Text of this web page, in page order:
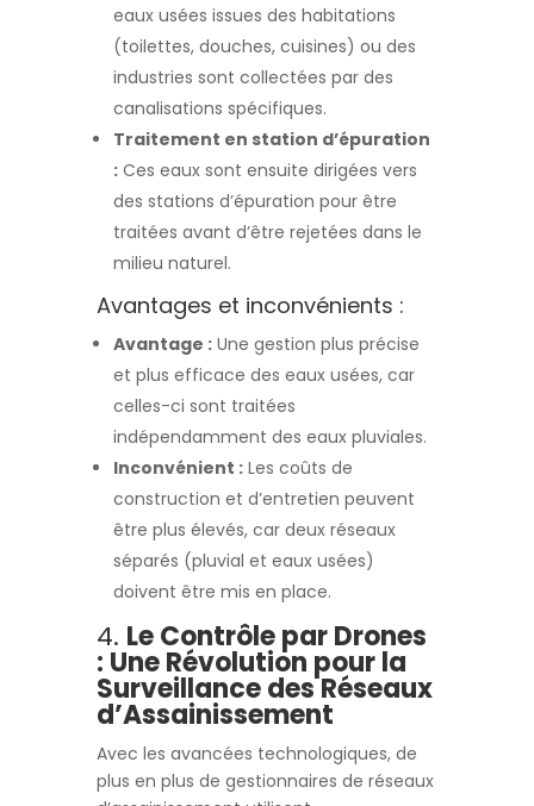
eaux usées issues des habitations
(toilettes, douches, cuisines) ou des
industries sont collectées par des
canalisations spécifiques.
Traitement en station d’épuration
: Ces eaux sont ensuite dirigées vers
des stations d’épuration pour être
traitées avant d’être rejetées dans le
milieu naturel.
Avantages et inconvénients :
Avantage : Une gestion plus précise
et plus efficace des eaux usées, car
celles-ci sont traitées
indépendamment des eaux pluviales.
Inconvénient : Les coûts de
construction et d’entretien peuvent
être plus élevés, car deux réseaux
séparés (pluvial et eaux usées)
doivent être mis en place.
4. Le Contrôle par Drones
: Une Révolution pour la
Surveillance des Réseaux
d’Assainissement
Avec les avancées technologiques, de
plus en plus de gestionnaires de réseaux